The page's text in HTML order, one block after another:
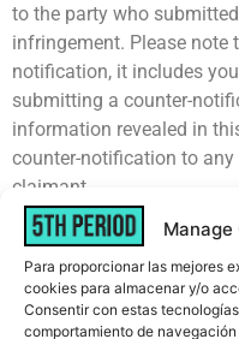
Para proporcionar las mejores
cookies para almacenar y/o
Consentir con estas
comportamiento de
to the party who
infringement. Please note
notification, it includes
submitting a counter-
information revealed in
counter-notification to
claimant.
After we send out the
then notify us within ten
action seeking a court
infringing activity